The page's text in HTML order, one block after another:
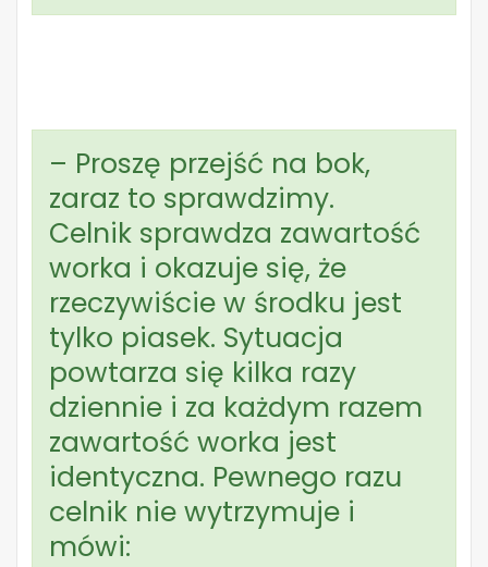
– Proszę przejść na bok,
zaraz to sprawdzimy.
Celnik sprawdza zawartość
worka i okazuje się, że
rzeczywiście w środku jest
tylko piasek. Sytuacja
powtarza się kilka razy
dziennie i za każdym razem
zawartość worka jest
identyczna. Pewnego razu
celnik nie wytrzymuje i
mówi: